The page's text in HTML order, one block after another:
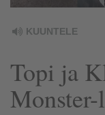
KUUNTELE
Topi ja